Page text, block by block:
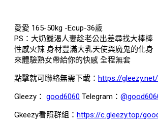
愛愛 165-50kg -Ecup-36歲
PS：大奶饑渴人妻趁老公出差尋找大棒棒
性感火辣 身材豐滿大乳天使與魔鬼的化身
來體驗熟女帶給你的快感 全程無套
點擊就可聯絡無需下載： https://
Gleezy： good6060 Telegram：
Gkeezy看照群組： https://c.gleezy.top/